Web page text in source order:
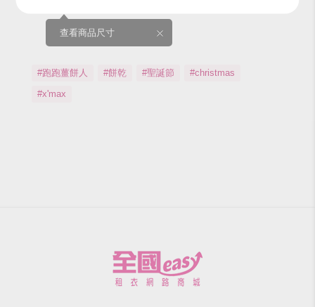
查看商品尺寸
#跑跑薑餅人 #餅乾 #聖誕節
#christmas
#x'max